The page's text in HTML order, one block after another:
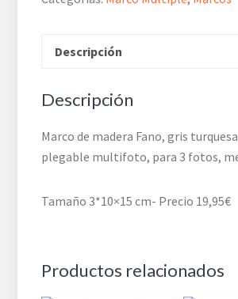
Descripción
Descripción
Marco de madera Fano, gris
plegable multifoto, para 3 fotos,
Tamaño 3*10×15 cm- Precio 19,95€
Productos relacionados